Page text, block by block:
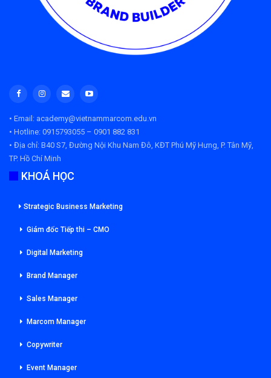
• Email: academy@vietnammarcom.edu.vn
• Hotline: 0915793055 – 0901 882 831
• Địa chỉ: B40 S7, Đường Nội Khu Nam Đô, KĐT Phú Mỹ Hưng, P. Tân Mỹ,
TP. Hồ Chí Minh
KHOÁ HỌC
Strategic Business Marketing
Giám đốc Tiếp thi – CMO
Digital Marketing
Brand Manager
Sales Manager
Marcom Manager
Copywriter
Event Manager